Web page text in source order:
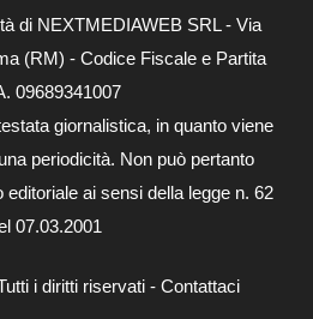
di NEXTMEDIAWEB SRL - Via
(RM) - Codice Fiscale e Partita
09689341007
giornalistica, in quanto viene
periodicità. Non può pertanto
ai sensi della legge n. 62
07.03.2001
i diritti riservati - Contattaci